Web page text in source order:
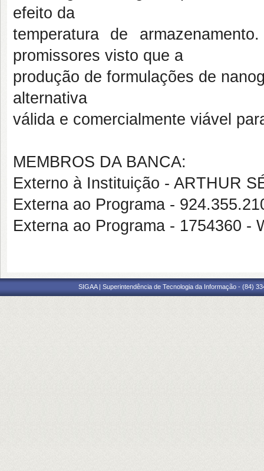
efeito da
temperatura de
promissores visto que a
produção de formulações de
alternativa
válida e comercialmente viável
MEMBROS DA BANCA:
Externo à Instituição - ARTHUR
Externa ao Programa -
Externa ao Programa - 1754360 -
SIGAA | Superintendência de Tecnologia da Informação - (84)